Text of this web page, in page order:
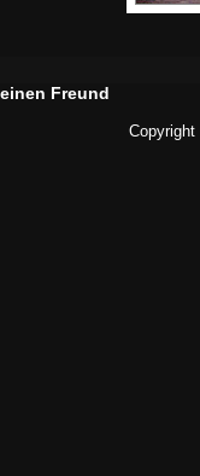
Freund